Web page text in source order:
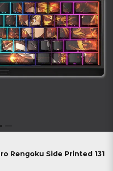
Rengoku Side Printed 131